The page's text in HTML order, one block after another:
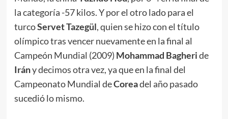
la categoría -57 kilos. Y por el otro lado para el
turcoServet Tazegül, quien se hizo con el título
olímpico tras vencer nuevamente en la final al
Campeón Mundial (2009) Mohammad Bagheride
Irány decimos otra vez, ya que en la final del
Campeonato Mundial deCoreadel año pasado
sucedió lo mismo.